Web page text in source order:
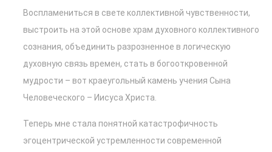
Воспламениться в свете коллективной чувственности,
выстроить на этой основе храм духовного коллективного
сознания, объединить разрозненное в логическую
духовную связь времен, стать в богооткровенной
мудрости – вот краеугольный камень учения Сына
Человеческого – Иисуса Христа.
Теперь мне стала понятной катастрофичность
эгоцентрической устремленности современной